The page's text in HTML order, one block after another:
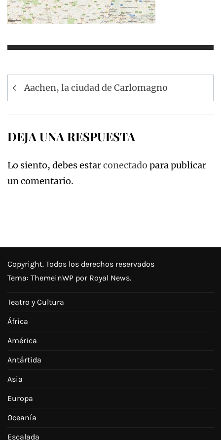
Navegación
de
Aachen, la ciudad de Carlomagno
DEJA UNA RESPUESTA
Lo siento, debes estarconectado para publicar
un comentario.
Copyright. Todos los derechos reservados
Tema: ThemeinWP por Royal News.
Teatro y Cultura
África
América
Antártida
Asia
Europa
Oceanía
Escalada